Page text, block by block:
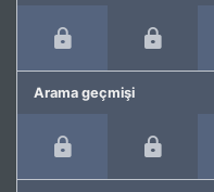
Arama geçmişi